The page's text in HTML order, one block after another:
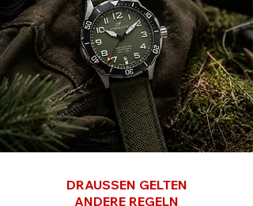
DRAUSSEN GELTEN
ANDERE REGELN